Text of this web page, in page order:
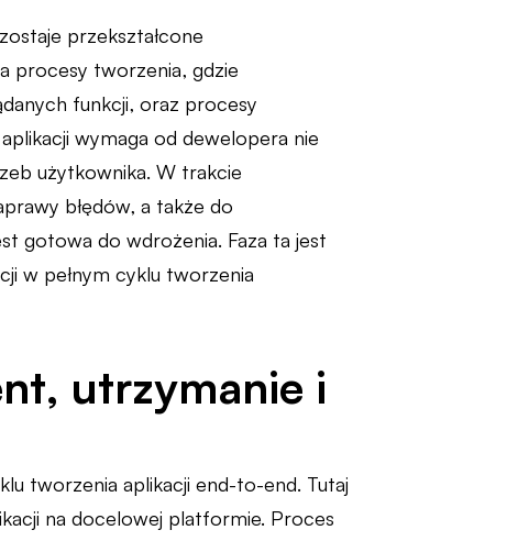
przekształcone
procesy tworzenia, gdzie
funkcji, oraz procesy
wymaga od dewelopera nie
użytkownika. W trakcie
błędów, a także do
gotowa do wdrożenia. Faza ta jest
w pełnym cyklu tworzenia
utrzymanie i
tworzenia aplikacji end-to-end. Tutaj
na docelowej platformie. Proces